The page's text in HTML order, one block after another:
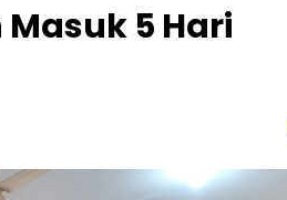
5 Hari